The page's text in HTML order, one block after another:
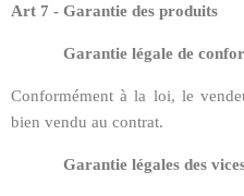
Art 7 - Garantie des produits
Garantie légale de
Conformément à la loi, le
bien vendu au contrat.
Garantie légales des vices